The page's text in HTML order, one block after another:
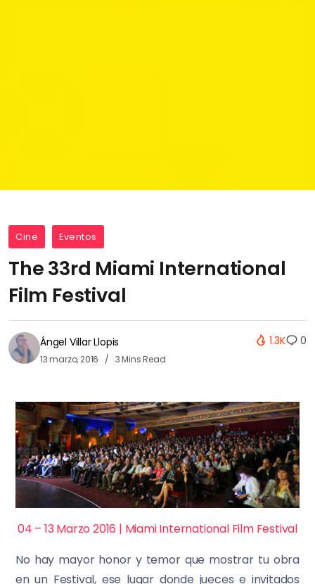
Cine Eventos
The 33rd Miami International
Film Festival
Ángel Villar Llopis
13 marzo, 2016 3 Mins Read
1.3K 0
04 – 13 Marzo 2016 | Miami International Film Festival
No hay mayor honor y temor que mostrar tu obra
en un Festival, ese lugar donde jueces e invitados